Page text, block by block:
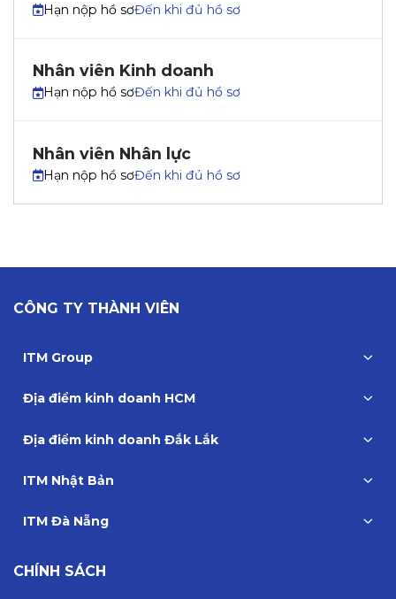
Hạn nộp hồ sơĐến khi đủ hồ sơ
Nhân viên Kinh doanh
Hạn nộp hồ sơĐến khi đủ hồ sơ
Nhân viên Nhân lực
Hạn nộp hồ sơĐến khi đủ hồ sơ
CÔNG TY THÀNH VIÊN
ITM Group
Địa điểm kinh doanh HCM
Địa điểm kinh doanh Đắk Lắk
ITM Nhật Bản
ITM Đà Nẵng
CHÍNH SÁCH